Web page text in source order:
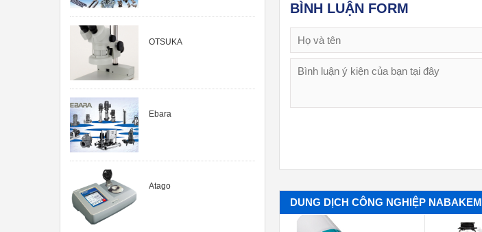
OTSUKA
Ebara
Atago
BÌNH LUẬN FORM
DUNG DỊCH CÔNG NGHIỆP NABAKEM